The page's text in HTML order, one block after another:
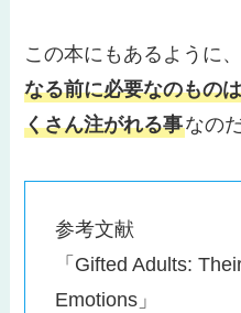
この本にもあるように
なる前に必要なのもの
くさん注がれる事なの
参考文献
「Gifted Adults:
Emotions」